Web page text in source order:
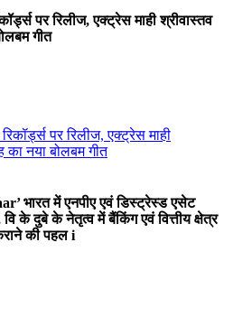
पर रिलीज, एक्ट्रेस माही श्रीवास्तव
गीत
भारत में एनपीए एवं डिस्ट्रेस्ड एसेट
वि के दुबे के नेतृत्व में बैंकिंग एवं वित्तीय क्षेत्र
की पहल i